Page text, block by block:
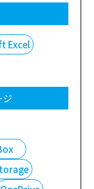
Excel
ジ